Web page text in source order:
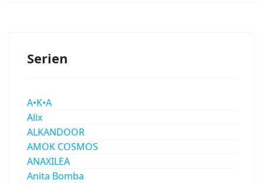
Serien
A•K•A
Alix
ALKANDOOR
AMOK COSMOS
ANAXILEA
Anita Bomba